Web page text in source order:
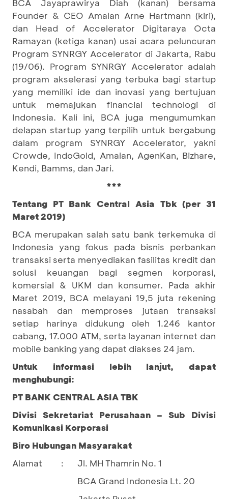
BCA Jayaprawirya Diah (kanan) bersama
Founder & CEO Amalan Arne Hartmann (kiri),
dan Head of Accelerator Digitaraya Octa
Ramayan (ketiga kanan) usai acara peluncuran
Program SYNRGY Accelerator di Jakarta, Rabu
(19/06). Program SYNRGY Accelerator adalah
program akselerasi yang terbuka bagi startup
yang memiliki ide dan inovasi yang bertujuan
untuk memajukan financial technologi di
Indonesia. Kali ini, BCA juga mengumumkan
delapan startup yang terpilih untuk bergabung
dalam program SYNRGY Accelerator, yakni
Crowde, IndoGold, Amalan, AgenKan, Bizhare,
Kendi, Bamms, dan Jari.
***
Tentang PT Bank Central Asia Tbk (per 31
Maret 2019)
BCA merupakan salah satu bank terkemuka di
Indonesia yang fokus pada bisnis perbankan
transaksi serta menyediakan fasilitas kredit dan
solusi keuangan bagi segmen korporasi,
komersial & UKM dan konsumer. Pada akhir
Maret 2019, BCA melayani 19,5 juta rekening
nasabah dan memproses jutaan transaksi
setiap harinya didukung oleh 1.246 kantor
cabang, 17.000 ATM, serta layanan internet dan
mobile banking yang dapat diakses 24 jam.
Untuk informasi lebih lanjut, dapat
menghubungi:
PT BANK CENTRAL ASIA TBK
Divisi Sekretariat Perusahaan – Sub Divisi
Komunikasi Korporasi
Biro Hubungan Masyarakat
Alamat
:
Jl. MH Thamrin No. 1
BCA Grand Indonesia Lt. 20